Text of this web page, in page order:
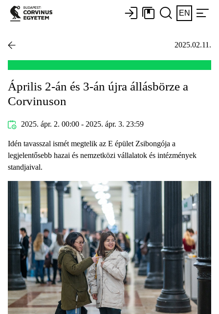
EN
2025.02.11.
Április 2-án és 3-án újra állásbörze a
Corvinuson
2025. ápr. 2. 00:00 - 2025. ápr. 3. 23:59
Idén tavasszal ismét megtelik az E épület Zsibongója a
legjelentősebb hazai és nemzetközi vállalatok és intézmények
standjaival.